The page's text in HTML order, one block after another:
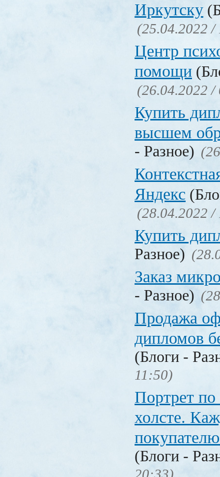
Иркутску
(25.04.2022 /
Центр
помощи
(26.04.2022 /
Купить
высшем
- Разное)
Яндекс
(28.04.2022 /
Купить
Разное)
Заказ
- Разное)
Продажа
дипломов
(Блоги -
11:50)
Портрет
холсте.
(Блоги -